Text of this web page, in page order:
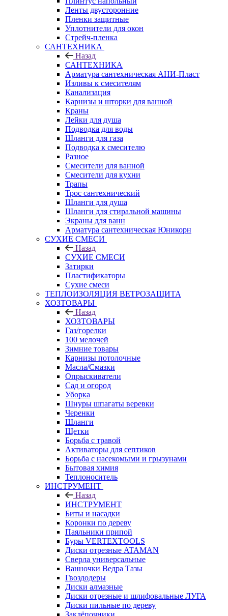
Ленты двусторонние
Пленки защитные
Уплотнители для окон
Стрейч-пленка
САНТЕХНИКА
Назад
САНТЕХНИКА
Арматура сантехническая АНИ-Пласт
Изливы к смесителям
Канализация
Карнизы и шторки для ванной
Краны
Лейки для душа
Подводка для воды
Шланги для газа
Подводка к смесителю
Разное
Смесители для ванной
Смесители для кухни
Трапы
Трос сантехнический
Шланги для душа
Шланги для стиральной машины
Экраны для ванн
Арматура сантехническая Юникорн
СУХИЕ СМЕСИ
Назад
СУХИЕ СМЕСИ
Затирки
Пластификаторы
Сухие смеси
ТЕПЛОИЗОЛЯЦИЯ ВЕТРОЗАЩИТА
ХОЗТОВАРЫ
Назад
ХОЗТОВАРЫ
Газ/горелки
100 мелочей
Зимние товары
Карнизы потолочные
Масла/Смазки
Опрыскиватели
Сад и огород
Уборка
Шнуры шпагаты веревки
Черенки
Шланги
Щетки
Борьба с травой
Активаторы для септиков
Борьба с насекомыми и грызунами
Бытовая химия
Теплоноситель
ИНСТРУМЕНТ
Назад
ИНСТРУМЕНТ
Биты и насадки
Коронки по дереву
Паяльники припой
Буры VERTEXTOOLS
Диски отрезные ATAMAN
Сверла универсальные
Ванночки Ведра Тазы
Гвоздодеры
Диски алмазные
Диски отрезные и шлифовальные ЛУГА
Диски пильные по дереву
Заклёпочники